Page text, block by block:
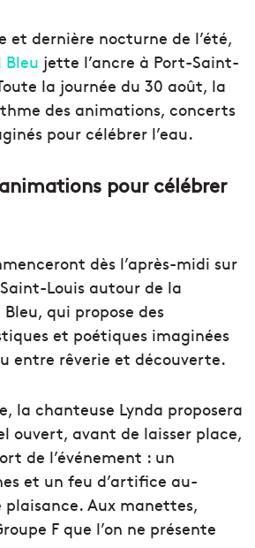
et dernière nocturne de l’été,
jette l’ancre à Port-Saint-
la journée du 30 août, la
des animations, concerts
pour célébrer l’eau.
pour célébrer
dès l’après-midi sur
Louis autour de la
qui propose des
et poétiques imaginées
entre rêverie et découverte.
la chanteuse Lynda proposera
ouvert, avant de laisser place,
de l’événement : un
et un feu d’artifice au-
plaisance. Aux manettes,
F que l’on ne présente